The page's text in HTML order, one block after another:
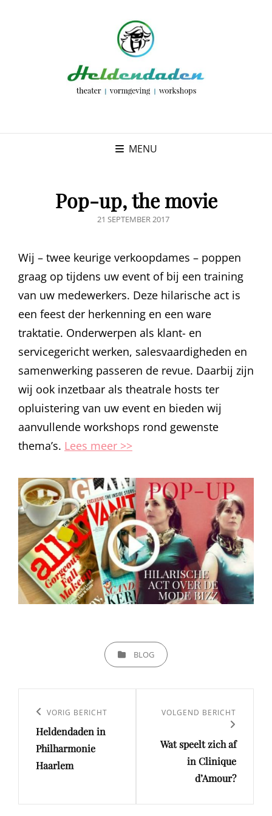
MENU
Pop-up, the movie
GEPUBLICEERD
21 SEPTEMBER 2017
Wij – twee keurige verkoopdames – poppen
graag op tijdens uw event of bij een training
van uw medewerkers. Deze hilarische act is
een feest der herkenning en een ware
traktatie. Onderwerpen als klant- en
servicegericht werken, salesvaardigheden en
samenwerking passeren de revue. Daarbij zijn
wij ook inzetbaar als theatrale hosts ter
opluistering van uw event en bieden wij
aanvullende workshops rond gewenste
thema’s. Lees meer >>
CATEGORIEËN
BLOG
navigatie
Vorig
bericht
VORIG BERICHT
Heldendaden in
Philharmonie
Haarlem
Volgend
VOLGEND BERICHT
Wat speelt zich af
in Clinique
d’Amour?